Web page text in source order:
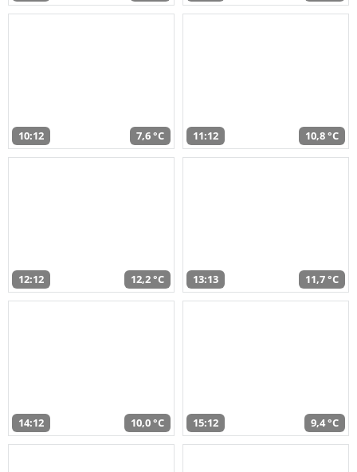
10:12 7,6 °C 11:12 10,8 °C
12:12 12,2 °C 13:13 11,7 °C
14:12 10,0 °C 15:12 9,4 °C